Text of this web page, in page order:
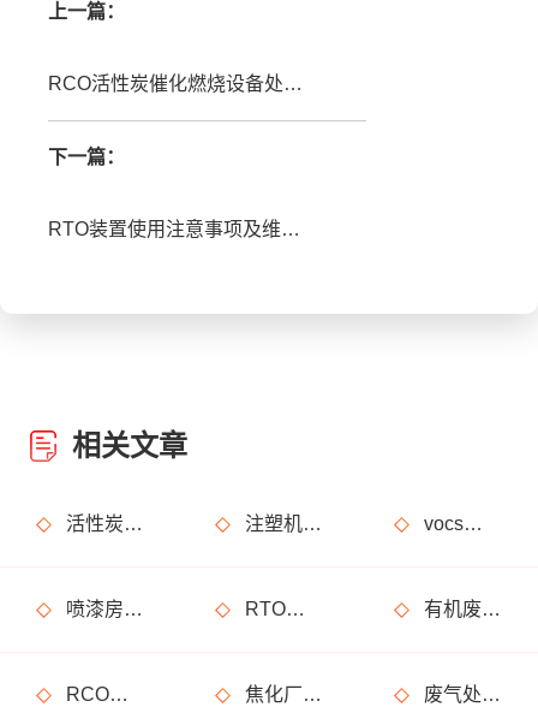
上一篇：
RCO活性炭催化燃烧设备处理废气步骤
下一篇：
RTO装置使用注意事项及维护注意事项
相关文章
活性炭吸附+催化燃烧运行的安全问题及相应措施 注塑机产生的有机废气特点，注塑机有机废气处理工艺 vocs催化燃烧设备适用于哪些行业的废气处理？
喷漆房废气处理设备选购准则 RTO装置使用注意事项及维护注意事项 有机废气处理工作：RCO活性炭催化燃烧设备是常用设备
RCO活性炭催化燃烧设备处理废气步骤 焦化厂废气处理方案_焦化厂废气处理设备 废气处理设备安全方面必须重视！化工厂案例